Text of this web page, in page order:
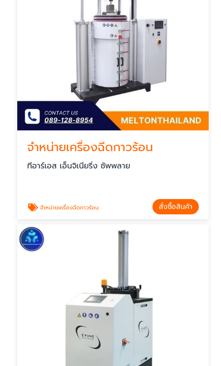
จำหน่ายเครื่องฉีดกาวร้อน
ทีอาร์เอส เอ็นจิเนียริ่ง ซัพพลาย
จำหน่ายเครื่องฉีดกาวร้อน สั่งซื้อสินค้า